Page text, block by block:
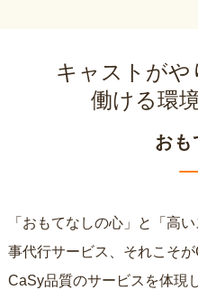
キャストがや
働ける環
おも
「おもてなしの心」と「高
事代行サービス、それこそが
CaSy品質のサービスを体現